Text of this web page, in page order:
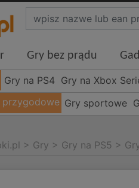
Gry bez prądu
Gry na PS4 Gry na Xbox
przygodowe Gry sportowe
> Gry > Gry na PS5 >